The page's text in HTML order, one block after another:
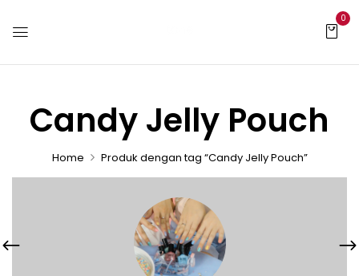
0
Candy Jelly Pouch
Home Produk dengan tag “Candy Jelly Pouch”